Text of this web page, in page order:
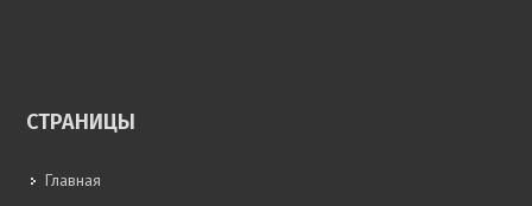
СТРАНИЦЫ
Главная